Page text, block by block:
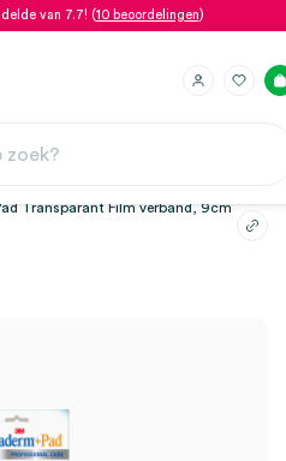
van 7.7! (10 beoordelingen)
Transparant Film verband, 9cm